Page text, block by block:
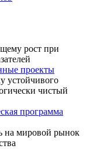
рост при
проекты
устойчивого
чистый
программа
на мировой рынок